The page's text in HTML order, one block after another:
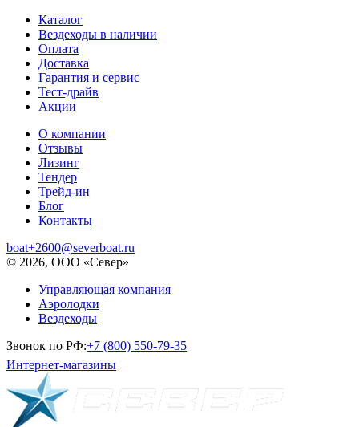
Каталог
Вездеходы в наличии
Оплата
Доставка
Гарантия и сервис
Тест-драйв
Акции
О компании
Отзывы
Лизинг
Тендер
Трейд-ин
Блог
Контакты
boat+2600@severboat.ru
© 2026, ООО «Север»
Управляющая компания
Аэролодки
Вездеходы
Звонок по РФ:+7 (800) 550-79-35
Интернет-магазины